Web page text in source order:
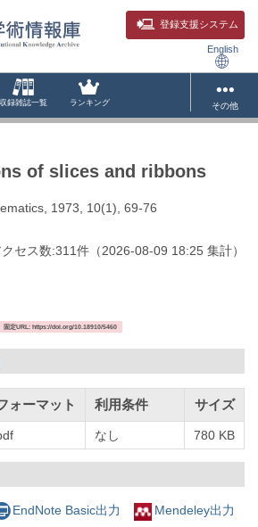
登録支援システム
English
収録雑誌一覧 ランキング その他
of slices and ribbons
1973, 10(1), 69-76
クセス数:311件 （2026-08-09 18:25 集計）
固定URL: https://doi.org/10.18910/5460
ォーマット 利用条件 サイズ
なし 780 KB
EndNote Basic出力 Mendeley出力